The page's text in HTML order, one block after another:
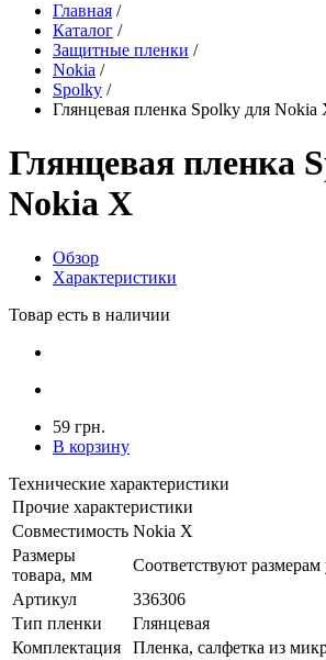
Главная /
Каталог /
Защитные пленки /
Nokia /
Spolky /
Глянцевая пленка Spolky для Nokia
Глянцевая пленка
Nokia X
Обзор
Характеристики
Товар есть в наличии
59 грн.
В корзину
Технические характеристики
Прочие характеристики
Совместимость Nokia X
Размеры
товара, мм
Соответствуют размерам
Артикул
336306
Тип пленки
Глянцевая
Комплектация
Пленка, салфетка из